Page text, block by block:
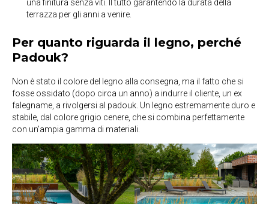
una finitura senza viti. Il tutto garantendo la durata della
terrazza per gli anni a venire.
Per quanto riguarda il legno, perché
Padouk?
Non è stato il colore del legno alla consegna, ma il fatto che si
fosse ossidato (dopo circa un anno) a indurre il cliente, un ex
falegname, a rivolgersi al padouk. Un legno estremamente duro e
stabile, dal colore grigio cenere, che si combina perfettamente
con un’ampia gamma di materiali.